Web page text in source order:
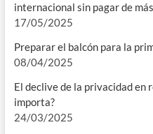
internacional sin pagar de más
17/05/2025
Preparar el balcón para la
08/04/2025
El declive de la privacidad en
importa?
24/03/2025